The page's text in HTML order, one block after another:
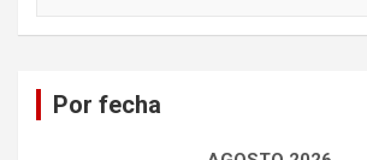
Por fecha